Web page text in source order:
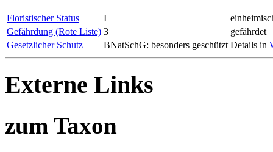
Floristischer Status I
Gefährdung (Rote Liste) 3
gefährdet
Gesetzlicher Schutz
BNatSchG: besonders geschützt Details in
Externe Links
zum Taxon